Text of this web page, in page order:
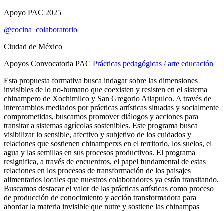
Apoyo PAC 2025
@cocina_colaboratorio
Ciudad de México
Apoyos Convocatoria PAC Prácticas pedagógicas / arte educación
Esta propuesta formativa busca indagar sobre las dimensiones
invisibles de lo no-humano que coexisten y resisten en el sistema
chinampero de Xochimilco y San Gregorio Atlapulco. A través de
intercambios mediados por prácticas artísticas situadas y socialmente
comprometidas, buscamos promover diálogos y acciones para
transitar a sistemas agrícolas sostenibles. Este programa busca
visibilizar lo sensible, afectivo y subjetivo de los cuidados y
relaciones que sostienen chinamperxs en el territorio, los suelos, el
agua y las semillas en sus procesos productivos. El programa
resignifica, a través de encuentros, el papel fundamental de estas
relaciones en los procesos de transformación de los paisajes
alimentarios locales que nuestros colaboradores ya están transitando.
Buscamos destacar el valor de las prácticas artísticas como proceso
de producción de conocimiento y acción transformadora para
abordar la materia invisible que nutre y sostiene las chinampas